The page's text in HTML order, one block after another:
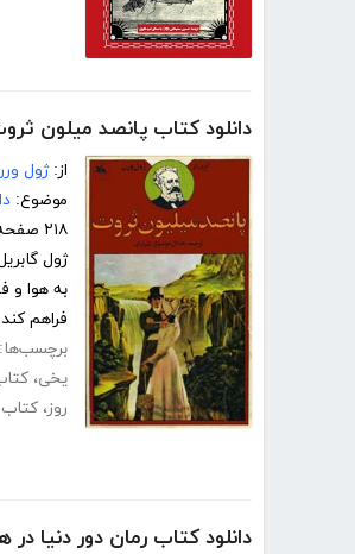
دانلود کتاب پانصد میلون
از:ژول
موضوع:
۲۱۸ صفحه
ژول
به هوا و
فراهم
برچسب‌ها:
یخی،
روز، کتاب
دانلود کتاب رمان دور دنیا در